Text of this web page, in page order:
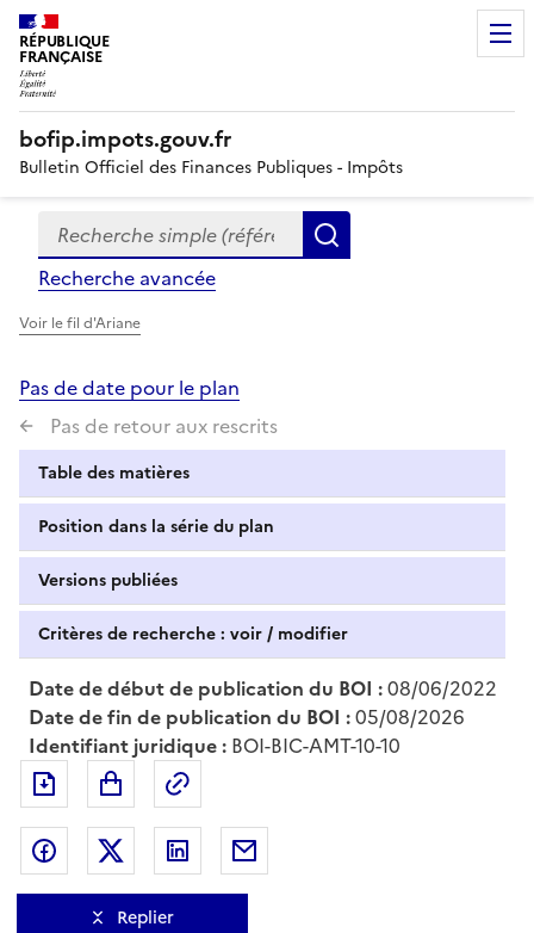
RÉPUBLIQUE
FRANÇAISE
bofip.impots.gouv.fr
Bulletin Officiel des Finances Publiques - Impôts
Formulaire
de
recherche
Recherche simple (références, mots clés, partie du
Recherche avancée
Voir le fil d'Ariane
Pas de date pour le plan
Pas de retour aux rescrits
Table des matières
Position dans la série du plan
Versions publiées
Critères de recherche : voir / modifier
Date de début de publication du BOI :08/06/2022
Date de fin de publication du BOI :05/08/2026
Identifiant juridique : BOI-BIC-AMT-10-10
Exporter le document au format pdf
Partager sur Facebook
Partager sur Twitter
Partager sur LinkedIn
Replier